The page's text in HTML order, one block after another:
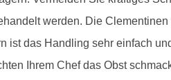
werden. Die
ist das Handling sehr einfach
Ihrem Chef das Obst